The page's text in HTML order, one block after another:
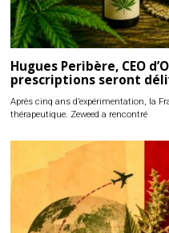
Hugues Peribère, CEO
prescriptions seront
Après cinq ans d’expérimentation, la
thérapeutique. Zeweed a rencontré